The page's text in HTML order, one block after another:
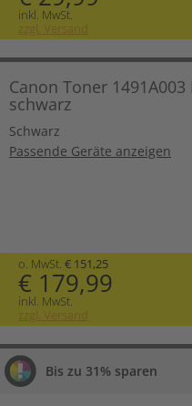
inkl. MwSt.
zzgl. Versand
Canon Toner 1491A003
schwarz
Schwarz
Passende Geräte anzeigen
o. MwSt. € 151,25
€ 179,99
inkl. MwSt.
zzgl. Versand
Bis zu 31% sparen